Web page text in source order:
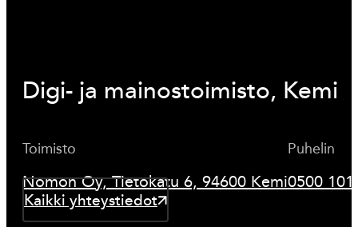
Digi- ja mainostoimisto, Kemi
Toimisto
Nomon Oy, Tietokatu 6, 94600 Kemi
Puhelin
0500 101
Kaikki yhteystiedot